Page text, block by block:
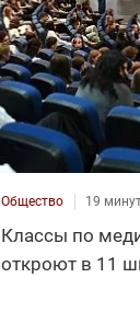
Общество 19
Классы по
откроют в 11